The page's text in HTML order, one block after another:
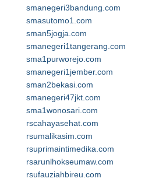
smanegeri3bandung.com
smasutomo1.com
sman5jogja.com
smanegeri1tangerang.com
sma1purworejo.com
smanegeri1jember.com
sman2bekasi.com
smanegeri47jkt.com
sma1wonosari.com
rscahayasehat.com
rsumalikasim.com
rsuprimaintimedika.com
rsarunlhokseumaw.com
rsufauziahbireu.com